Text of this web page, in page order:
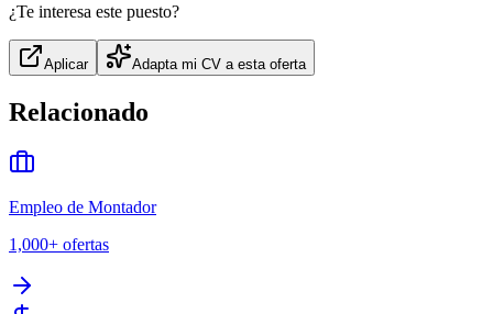
¿Te interesa este puesto?
Aplicar Adapta mi CV a esta oferta
Relacionado
Empleo de Montador
1,000+ ofertas